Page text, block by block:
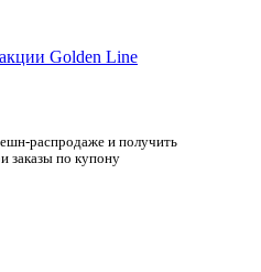
распродаже и получить
заказы по купону